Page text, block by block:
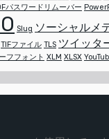
パスワードリムーバー
Slug ソーシャルメ
TIFファイル TLS ツイッタ
フフォント XLM XLSX